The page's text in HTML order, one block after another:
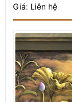
Giá: Liên hệ